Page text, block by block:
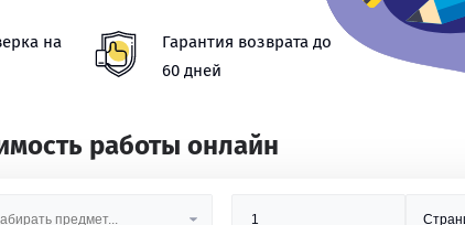
на
Гарантия возврата до
60 дней
работы онлайн